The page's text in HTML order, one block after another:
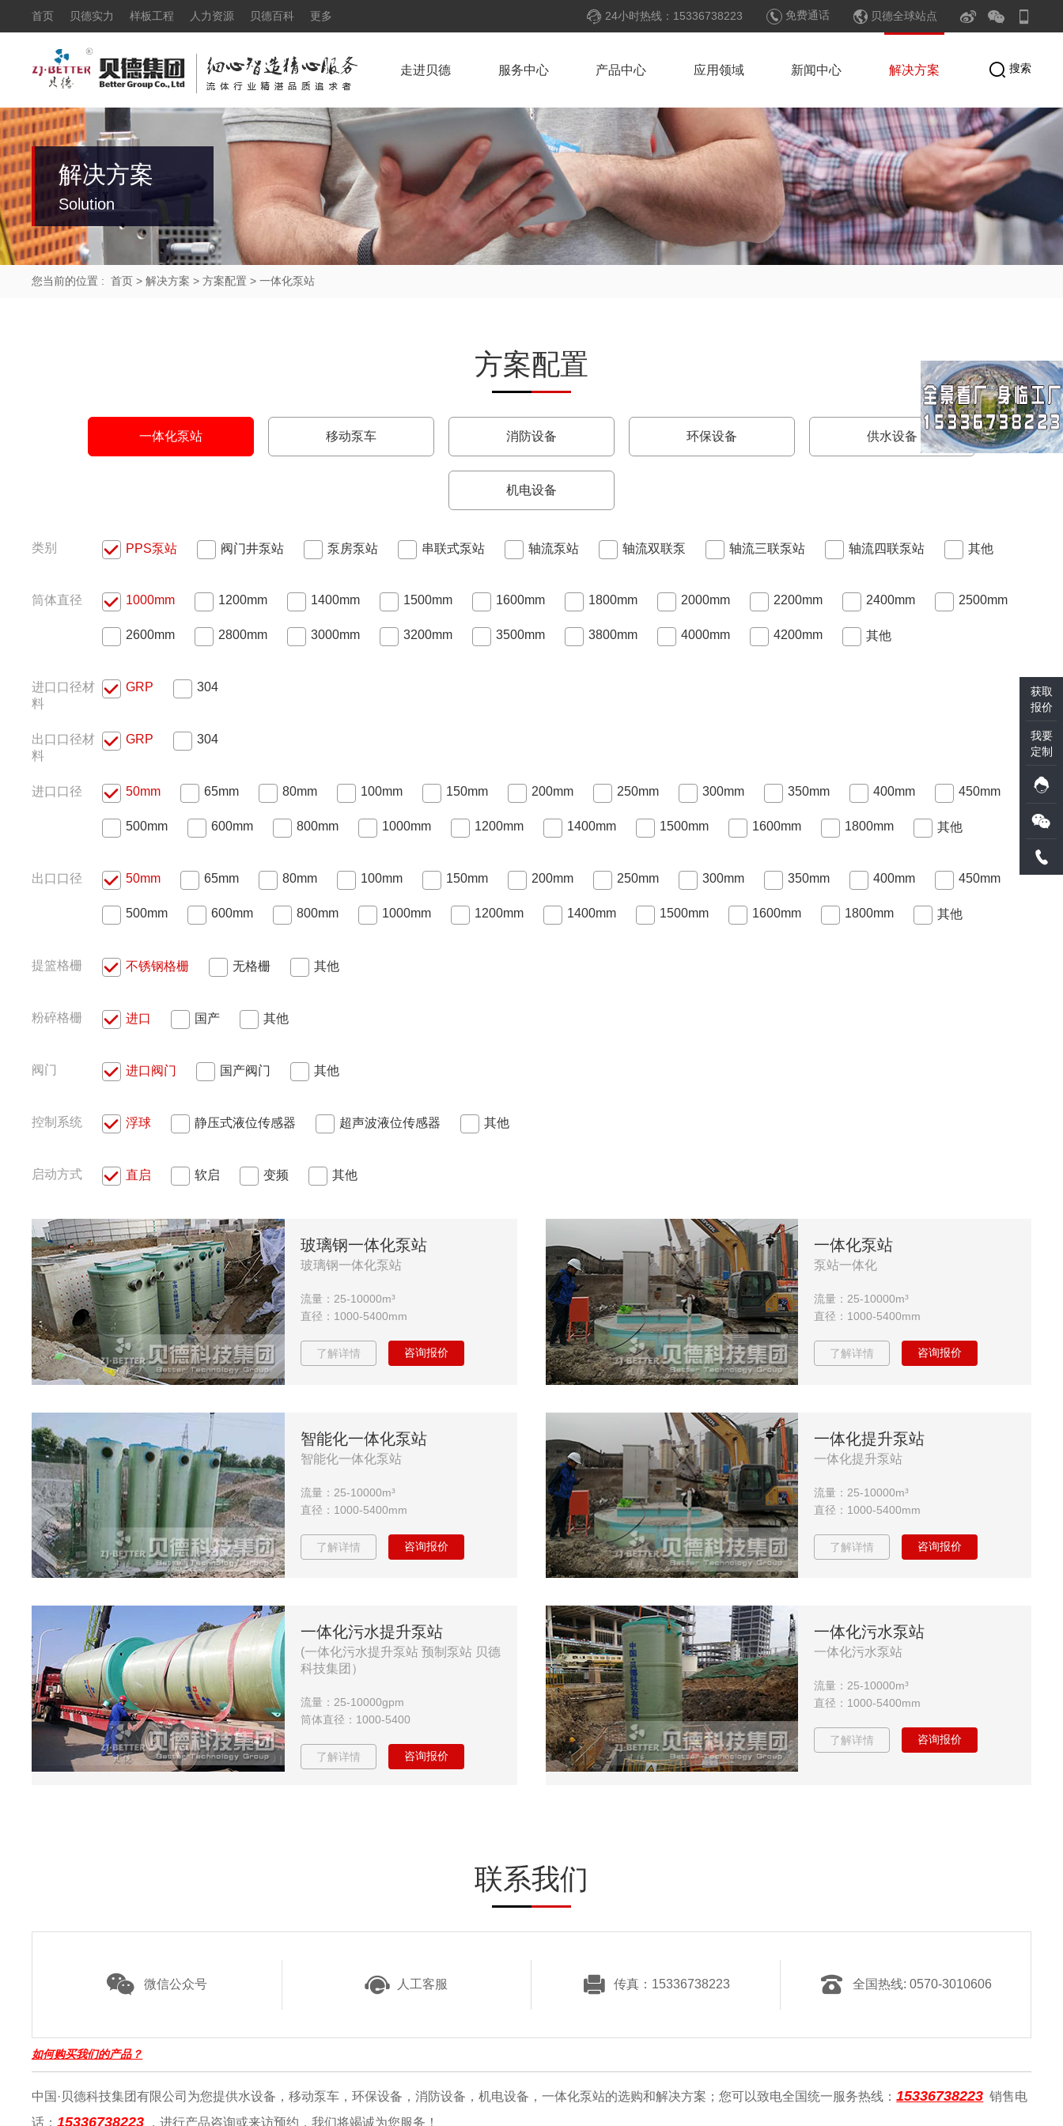
首页 贝德实力 样板工程 人力资源 贝德百科 更多 24小时热线：15336738223 免费通话 贝德全球站点
走进贝德 服务中心 产品中心 应用领域 新闻中心 解决方案 搜索
获取
报价
我要
定制
解决方案
Solution
您当前的位置 : 首页 >解决方案 >方案配置 >一体化泵站
方案配置
一体化泵站 移动泵车 消防设备 环保设备 供水设备
机电设备
类别 PPS泵站 阀门井泵站 泵房泵站 串联式泵站 轴流泵站 轴流双联泵 轴流三联泵站 轴流四联泵站 其他
筒体直径 1000mm 1200mm 1400mm 1500mm 1600mm 1800mm 2000mm 2200mm 2400mm 2500mm
2600mm 2800mm 3000mm 3200mm 3500mm 3800mm 4000mm 4200mm 其他
进口口径材
料
GRP 304
出口口径材
料
GRP 304
进口口径 50mm 65mm 80mm 100mm 150mm 200mm 250mm 300mm 350mm 400mm 450mm
500mm 600mm 800mm 1000mm 1200mm 1400mm 1500mm 1600mm 1800mm 其他
出口口径 50mm 65mm 80mm 100mm 150mm 200mm 250mm 300mm 350mm 400mm 450mm
500mm 600mm 800mm 1000mm 1200mm 1400mm 1500mm 1600mm 1800mm 其他
提篮格栅 不锈钢格栅 无格栅 其他
粉碎格栅 进口 国产 其他
阀门 进口阀门 国产阀门 其他
控制系统 浮球 静压式液位传感器 超声波液位传感器 其他
启动方式 直启 软启 变频 其他
玻璃钢一体化泵站
玻璃钢一体化泵站
流量：25-10000m³
直径：1000-5400mm
了解详情 咨询报价
一体化泵站
泵站一体化
流量：25-10000m³
直径：1000-5400mm
了解详情 咨询报价
智能化一体化泵站
智能化一体化泵站
流量：25-10000m³
直径：1000-5400mm
了解详情 咨询报价
一体化提升泵站
一体化提升泵站
流量：25-10000m³
直径：1000-5400mm
了解详情 咨询报价
一体化污水提升泵站
(一体化污水提升泵站 预制泵站 贝德
科技集团）
流量：25-10000gpm
筒体直径：1000-5400
了解详情 咨询报价
一体化污水泵站
一体化污水泵站
流量：25-10000m³
直径：1000-5400mm
了解详情 咨询报价
联系我们
微信公众号 人工客服 传真：15336738223 全国热线: 0570-3010606
如何购买我们的产品？
中国·贝德科技集团有限公司为您提供水设备，移动泵车，环保设备，消防设备，机电设备，一体化泵站的选购和解决方案；您可以致电全国统一服务热线：15336738223 销售电
话：15336738223 ，进行产品咨询或来访预约，我们将竭诚为您服务！